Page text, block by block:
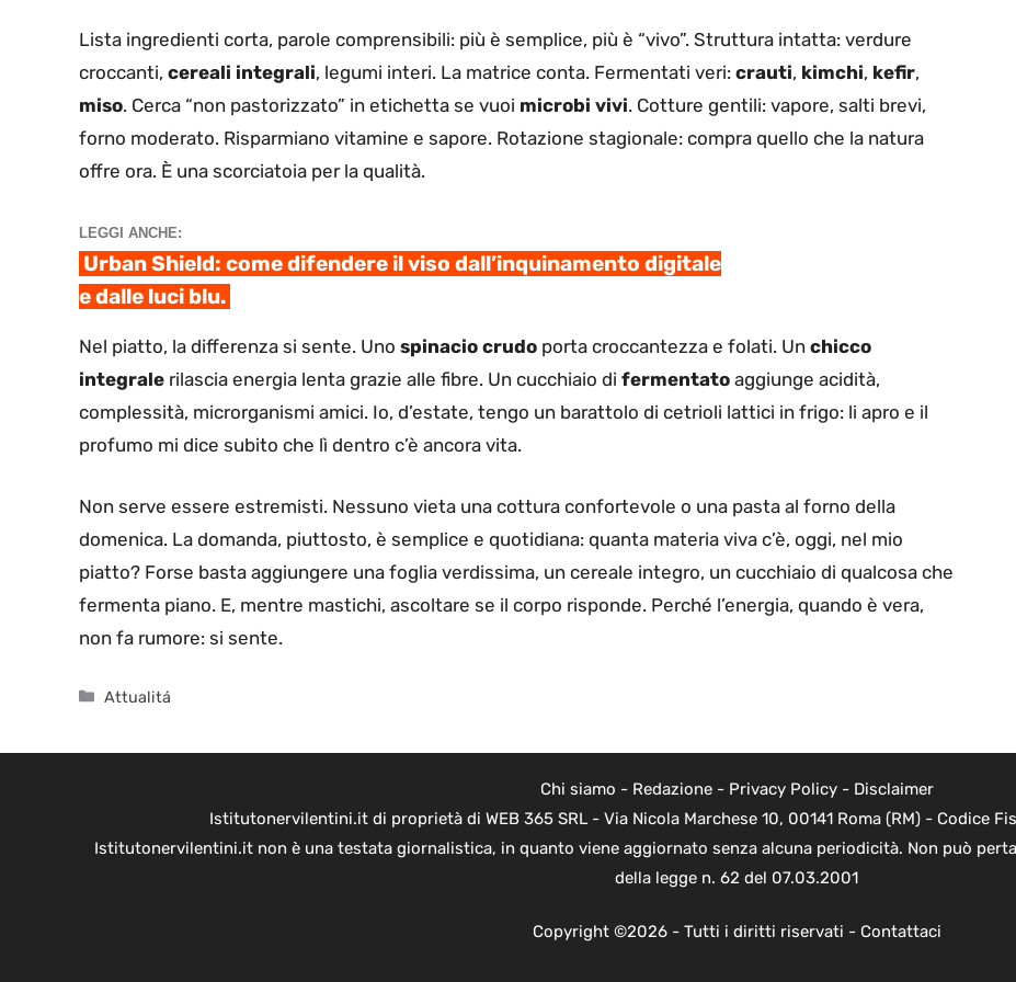
Lista ingredienti corta, parole comprensibili: più è semplice, più è “vivo”. Struttura intatta: verdure
croccanti, cereali integrali, legumi interi. La matrice conta. Fermentati veri: crauti, kimchi, kefir,
miso. Cerca “non pastorizzato” in etichetta se vuoi microbi vivi. Cotture gentili: vapore, salti brevi,
forno moderato. Risparmiano vitamine e sapore. Rotazione stagionale: compra quello che la natura
offre ora. È una scorciatoia per la qualità.
LEGGI ANCHE:
Urban Shield: come difendere il viso dall’inquinamento digitale
e dalle luci blu.
Nel piatto, la differenza si sente. Uno spinacio crudo porta croccantezza e folati. Un chicco
integrale rilascia energia lenta grazie alle fibre. Un cucchiaio di fermentato aggiunge acidità,
complessità, microrganismi amici. Io, d’estate, tengo un barattolo di cetrioli lattici in frigo: li apro e il
profumo mi dice subito che lì dentro c’è ancora vita.
Non serve essere estremisti. Nessuno vieta una cottura confortevole o una pasta al forno della
domenica. La domanda, piuttosto, è semplice e quotidiana: quanta materia viva c’è, oggi, nel mio
piatto? Forse basta aggiungere una foglia verdissima, un cereale integro, un cucchiaio di qualcosa che
fermenta piano. E, mentre mastichi, ascoltare se il corpo risponde. Perché l’energia, quando è vera,
non fa rumore: si sente.
Categorie
Attualitá
Chi siamo - Redazione- Privacy Policy- Disclaimer
Istitutonervilentini.it di proprietà di WEB 365 SRL - Via Nicola Marchese 10, 00141 Roma (RM) - Codice
Istitutonervilentini.it non è una testata giornalistica, in quanto viene aggiornato senza alcuna periodicità. Non può
della legge n. 62 del 07.03.2001
Copyright ©2026 - Tutti i diritti riservati - Contattaci